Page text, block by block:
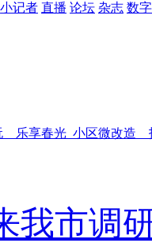
小记者 直播 论坛 杂志 数
乐享春光 小区微改造
我市调